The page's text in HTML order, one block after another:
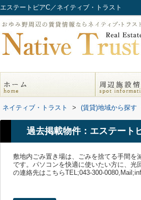
エステートピアC／ネイティブ・トラスト
ネイティブ・トラスト > (賃貸)地域から探す
過去掲載物件：エステート
敷地内ごみ置き場は、ごみを捨てる手間を
です。パソコンを快適に使いたい方に、光
の連絡先はこちらTEL;043-300-